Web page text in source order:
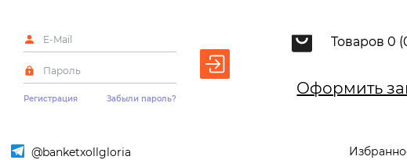
Регистрация Забыли пароль?
Товаров 0
Оформить
@banketxollgloria